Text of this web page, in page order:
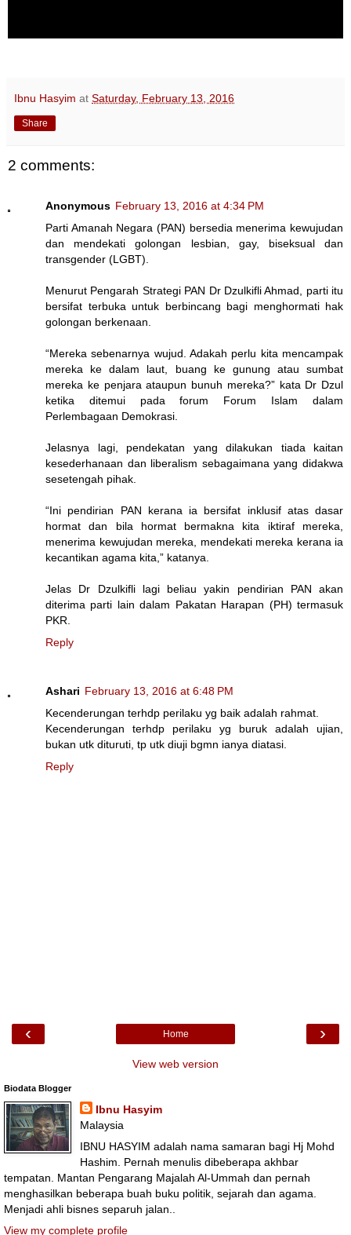
Ibnu Hasyim at Saturday, February 13, 2016
Share
2 comments:
Anonymous February 13, 2016 at 4:34 PM
Parti Amanah Negara (PAN) bersedia menerima kewujudan
dan mendekati golongan lesbian, gay, biseksual dan
transgender (LGBT).
Menurut Pengarah Strategi PAN Dr Dzulkifli Ahmad, parti itu
bersifat terbuka untuk berbincang bagi menghormati hak
golongan berkenaan.
“Mereka sebenarnya wujud. Adakah perlu kita mencampak
mereka ke dalam laut, buang ke gunung atau sumbat
mereka ke penjara ataupun bunuh mereka?” kata Dr Dzul
ketika ditemui pada forum Forum Islam dalam
Perlembagaan Demokrasi.
Jelasnya lagi, pendekatan yang dilakukan tiada kaitan
kesederhanaan dan liberalism sebagaimana yang didakwa
sesetengah pihak.
“Ini pendirian PAN kerana ia bersifat inklusif atas dasar
hormat dan bila hormat bermakna kita iktiraf mereka,
menerima kewujudan mereka, mendekati mereka kerana ia
kecantikan agama kita,” katanya.
Jelas Dr Dzulkifli lagi beliau yakin pendirian PAN akan
diterima parti lain dalam Pakatan Harapan (PH) termasuk
PKR.
Reply
Ashari February 13, 2016 at 6:48 PM
Kecenderungan terhdp perilaku yg baik adalah rahmat.
Kecenderungan terhdp perilaku yg buruk adalah ujian,
bukan utk dituruti, tp utk diuji bgmn ianya diatasi.
Reply
‹ ›
Home
View web version
Biodata Blogger
Ibnu Hasyim
Malaysia
IBNU HASYIM adalah nama samaran bagi Hj Mohd
Hashim. Pernah menulis dibeberapa akhbar
tempatan. Mantan Pengarang Majalah Al-Ummah dan pernah
menghasilkan beberapa buah buku politik, sejarah dan agama.
Menjadi ahli bisnes separuh jalan..
View my complete profile